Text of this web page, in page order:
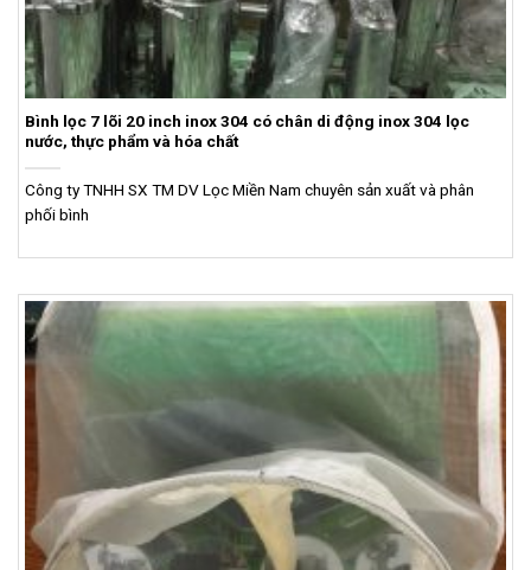
Bình lọc 7 lõi 20 inch inox 304 có chân di động inox 304 lọc
nước, thực phẩm và hóa chất
Công ty TNHH SX TM DV Lọc Miền Nam chuyên sản xuất và phân
phối bình